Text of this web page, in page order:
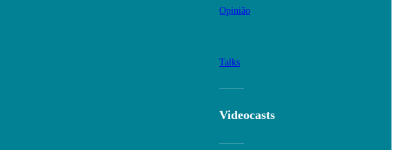
Opinião
Talks
Videocasts